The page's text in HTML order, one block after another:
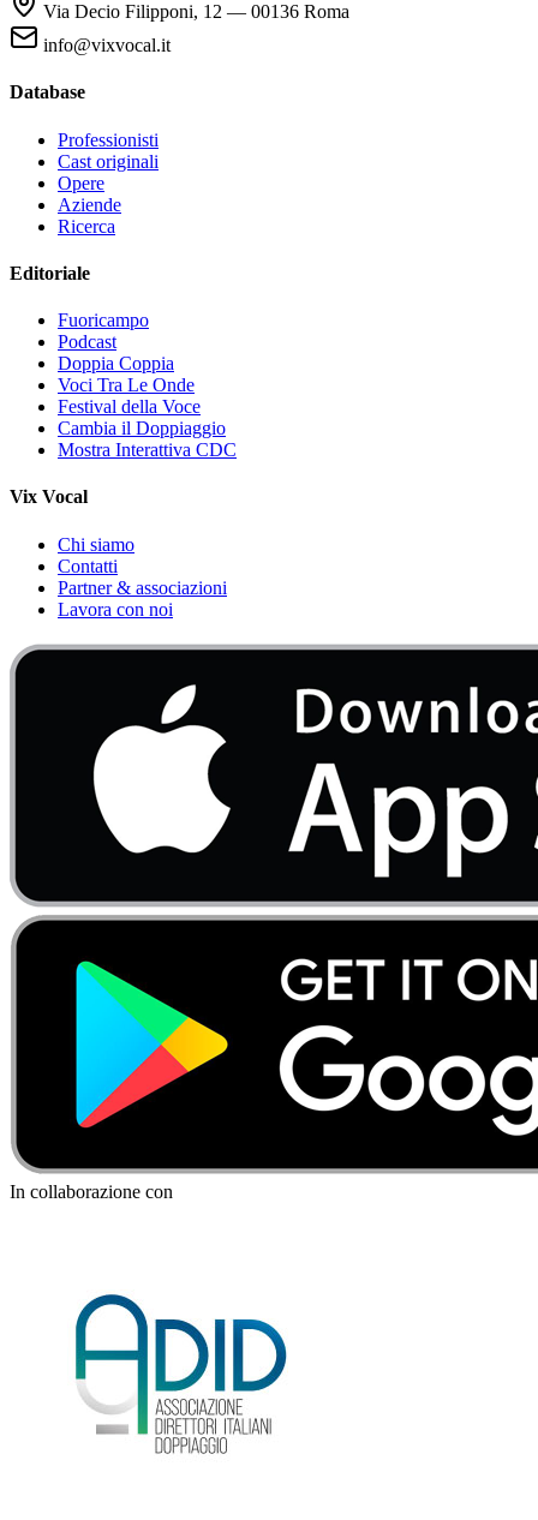
Via Decio Filipponi, 12 — 00136 Roma
info@vixvocal.it
Database
Professionisti
Cast originali
Opere
Aziende
Ricerca
Editoriale
Fuoricampo
Podcast
Doppia Coppia
Voci Tra Le Onde
Festival della Voce
Cambia il Doppiaggio
Mostra Interattiva CDC
Vix Vocal
Chi siamo
Contatti
Partner & associazioni
Lavora con noi
In collaborazione con